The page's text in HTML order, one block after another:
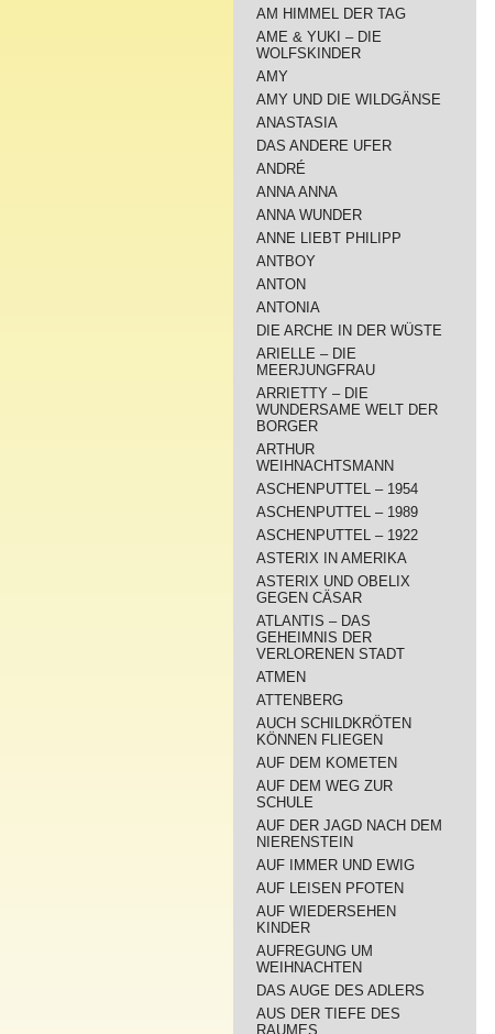
AM HIMMEL DER TAG
AME & YUKI – DIE
WOLFSKINDER
AMY
AMY UND DIE WILDGÄNSE
ANASTASIA
DAS ANDERE UFER
ANDRÉ
ANNA ANNA
ANNA WUNDER
ANNE LIEBT PHILIPP
ANTBOY
ANTON
ANTONIA
DIE ARCHE IN DER WÜSTE
ARIELLE – DIE
MEERJUNGFRAU
ARRIETTY – DIE
WUNDERSAME WELT DER
BORGER
ARTHUR
WEIHNACHTSMANN
ASCHENPUTTEL – 1954
ASCHENPUTTEL – 1989
ASCHENPUTTEL – 1922
ASTERIX IN AMERIKA
ASTERIX UND OBELIX
GEGEN CÄSAR
ATLANTIS – DAS
GEHEIMNIS DER
VERLORENEN STADT
ATMEN
ATTENBERG
AUCH SCHILDKRÖTEN
KÖNNEN FLIEGEN
AUF DEM KOMETEN
AUF DEM WEG ZUR
SCHULE
AUF DER JAGD NACH DEM
NIERENSTEIN
AUF IMMER UND EWIG
AUF LEISEN PFOTEN
AUF WIEDERSEHEN
KINDER
AUFREGUNG UM
WEIHNACHTEN
DAS AUGE DES ADLERS
AUS DER TIEFE DES
RAUMES